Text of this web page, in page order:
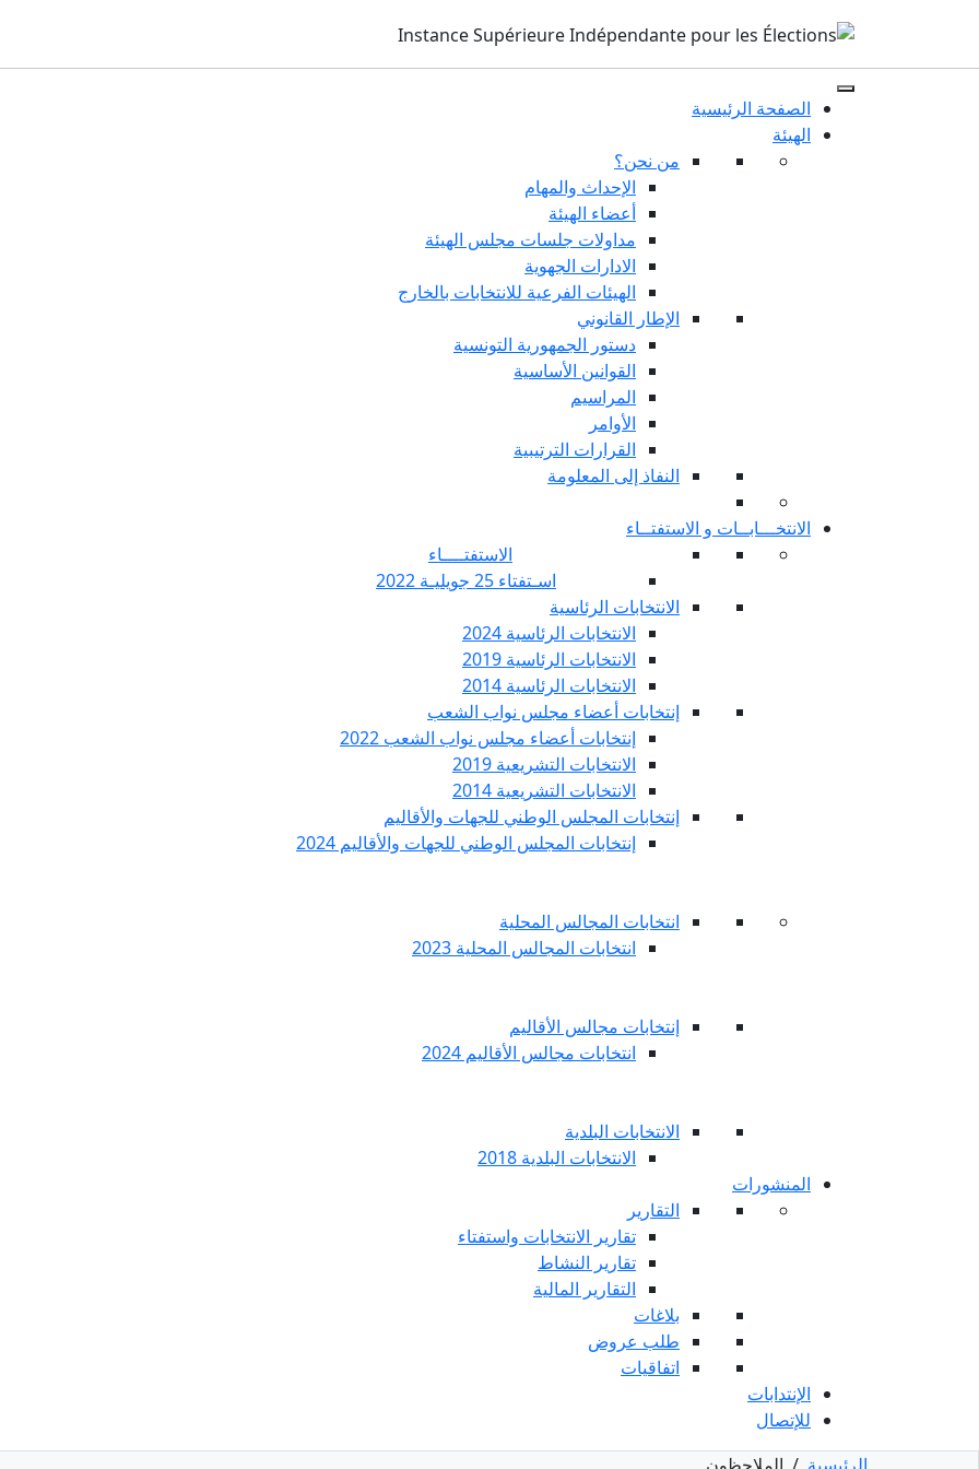
الصفحة الرئيسية
الهيئة
من نحن؟
الإحداث والمهام
أعضاء الهيئة
مداولات جلسات مجلس الهيئة
الادارات الجهوية
الهيئات الفرعية للانتخابات بالخارج
الإطار القانوني
دستور الجمهورية التونسية
القوانين الأساسية
المراسيم
الأوامر
القرارات الترتيبية
النفاذ إلى المعلومة
الانتخـــابــات و الاستفتــاء
الاستفتــــاء
اسـتفتاء 25 جويليـة 2022
الانتخابات الرئاسية
الانتخابات الرئاسية 2024
الانتخابات الرئاسية 2019
الانتخابات الرئاسية 2014
إنتخابات أعضاء مجلس نواب الشعب
إنتخابات أعضاء مجلس نواب الشعب 2022
الانتخابات التشريعية 2019
الانتخابات التشريعية 2014
إنتخابات المجلس الوطني للجهات والأقاليم
إنتخابات المجلس الوطني للجهات والأقاليم 2024
انتخابات المجالس المحلية
انتخابات المجالس المحلية 2023
إنتخابات مجالس الأقاليم
انتخابات مجالس الأقاليم 2024
الانتخابات البلدية
الانتخابات البلدية 2018
المنشورات
التقارير
تقارير الانتخابات واستفتاء
تقارير النشاط
التقارير المالية
بلاغات
طلب عروض
اتفاقيات
الإنتدابات
للإتصال